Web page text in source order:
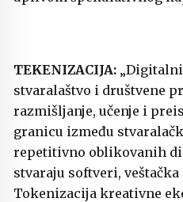
TEKENIZACIJA:
stvaralaštvo i društvene
razmišljanje, učenje i
granicu između
repetitivno oblikovanih
stvaraju softveri,
Tokenizacija kreativne